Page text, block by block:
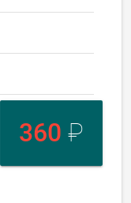
360 ₽